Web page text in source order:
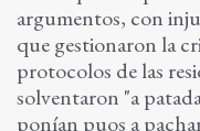
argumentos, con
que gestionaron la
protocolos de las
solventaron "a
ponían puos a